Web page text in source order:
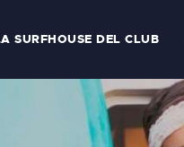
SURFHOUSE DEL CLUB